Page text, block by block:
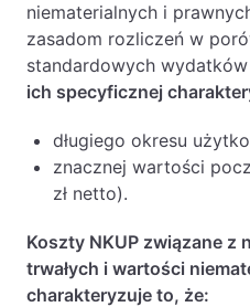
niematerialnych i
zasadom rozliczeń w
standardowych
ich specyficznej
długiego okresu
znacznej wartości
zł netto).
Koszty NKUP związane z
trwałych i wartości
charakteryzuje to, że: